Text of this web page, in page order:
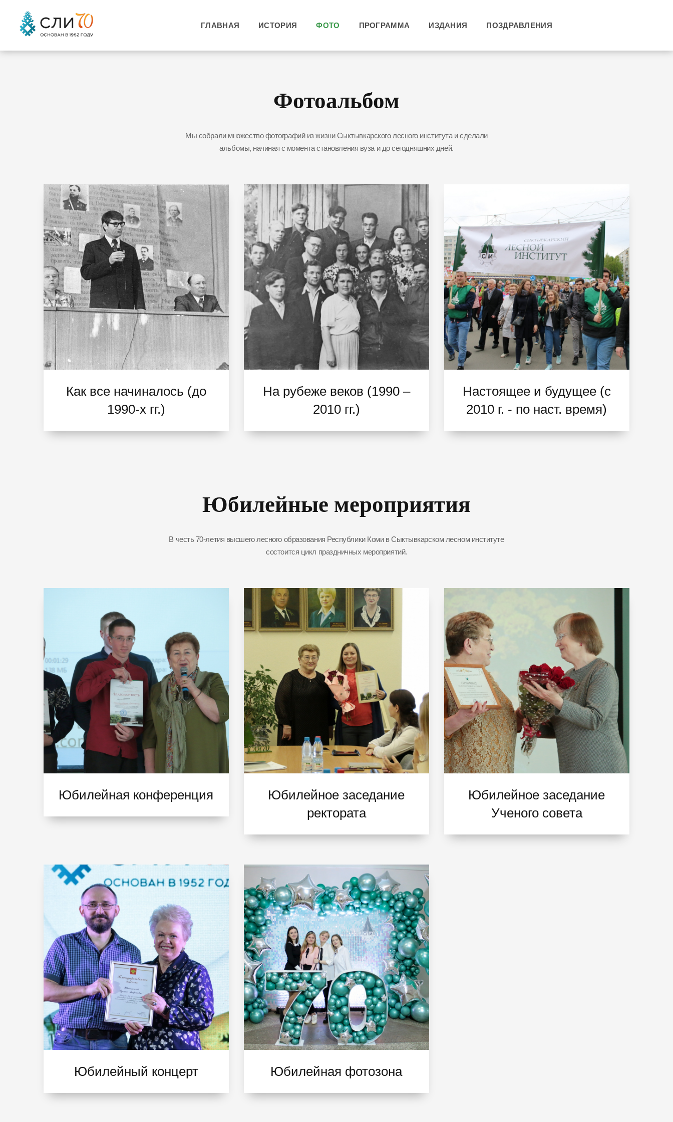
ГЛАВНАЯ ИСТОРИЯ ФОТО ПРОГРАММА ИЗДАНИЯ ПОЗДРАВЛЕНИЯ
Фотоальбом
Мы собрали множество фотографий из жизни Сыктывкарского лесного института и сделали
альбомы, начиная с момента становления вуза и до сегодняшних дней.
Как все начиналось (до
1990-х гг.)
На рубеже веков (1990 –
2010 гг.)
Настоящее и будущее (с
2010 г. - по наст. время)
Юбилейные мероприятия
В честь 70-летия высшего лесного образования Республики Коми в Сыктывкарском лесном институте
состоится цикл праздничных мероприятий.
Юбилейная конференция
Юбилейное заседание
ректората
Юбилейное заседание
Ученого совета
Юбилейный концерт Юбилейная фотозона